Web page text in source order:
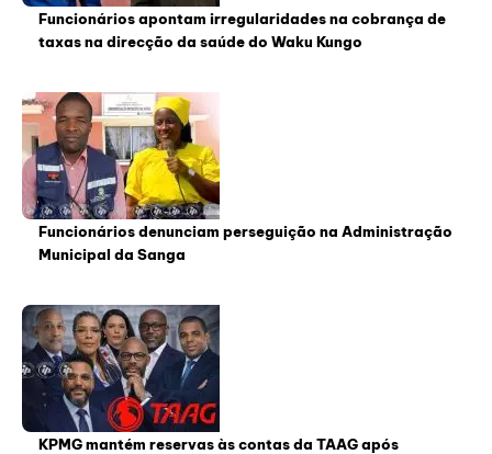
Funcionários apontam irregularidades na cobrança de
taxas na direcção da saúde do Waku Kungo
Funcionários denunciam perseguição na Administração
Municipal da Sanga
KPMG mantém reservas às contas da TAAG após